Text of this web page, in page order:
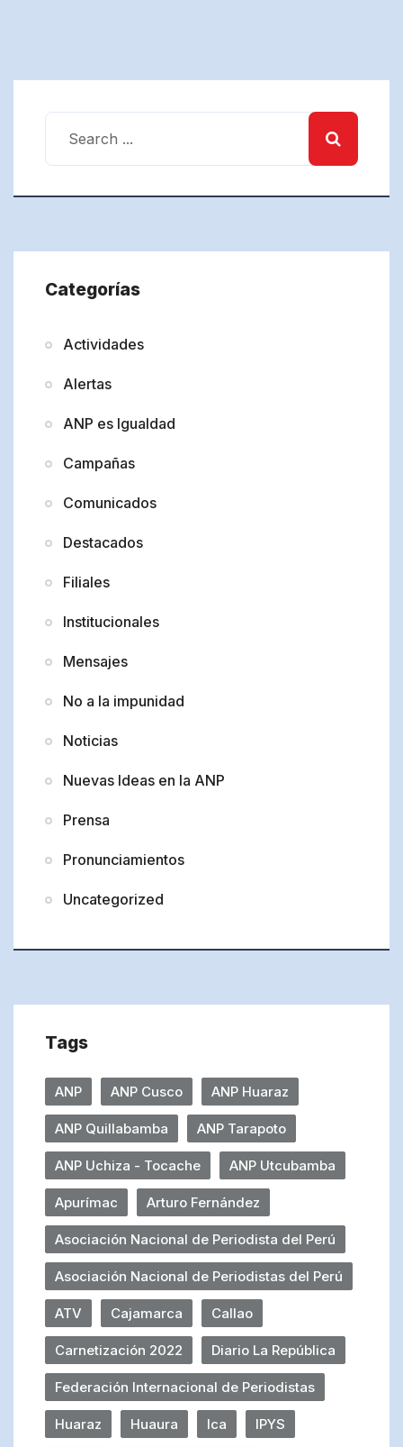
Categorías
Actividades
Alertas
ANP es Igualdad
Campañas
Comunicados
Destacados
Filiales
Institucionales
Mensajes
No a la impunidad
Noticias
Nuevas Ideas en la ANP
Prensa
Pronunciamientos
Uncategorized
Tags
ANP ANP Cusco ANP Huaraz
ANP Quillabamba ANP Tarapoto
ANP Uchiza - Tocache ANP Utcubamba
Apurímac Arturo Fernández
Asociación Nacional de Periodista del Perú
Asociación Nacional de Periodistas del Perú
ATV Cajamarca Callao
Carnetización 2022 Diario La República
Federación Internacional de Periodistas
Huaraz Huaura Ica IPYS